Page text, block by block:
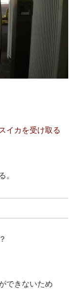
イカを受け取る
。
できないため